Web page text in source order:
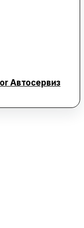
Автосервиз